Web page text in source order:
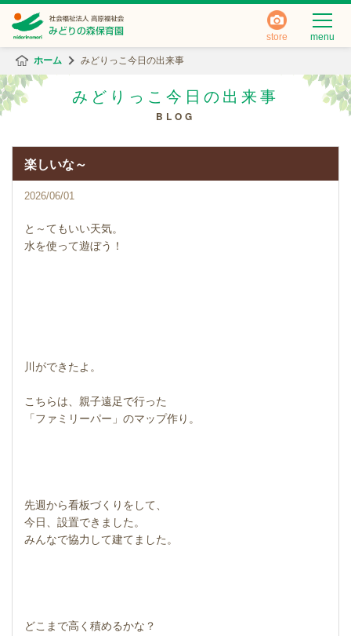
menu
store
ホーム みどりっこ今日の出来事
みどりっこ今日の出来事
BLOG
楽しいな～
2026/06/01
と～てもいい天気。
水を使って遊ぼう！
川ができたよ。
こちらは、親子遠足で行った
「ファミリーパー」のマップ作り。
先週から看板づくりをして、
今日、設置できました。
みんなで協力して建てました。
どこまで高く積めるかな？